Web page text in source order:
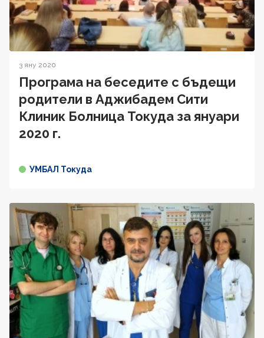
3 яну 2020
Програма на беседите с бъдещи
родители в Аджибадем Сити
Клиник Болница Токуда за януари
2020 г.
УМБАЛ Токуда